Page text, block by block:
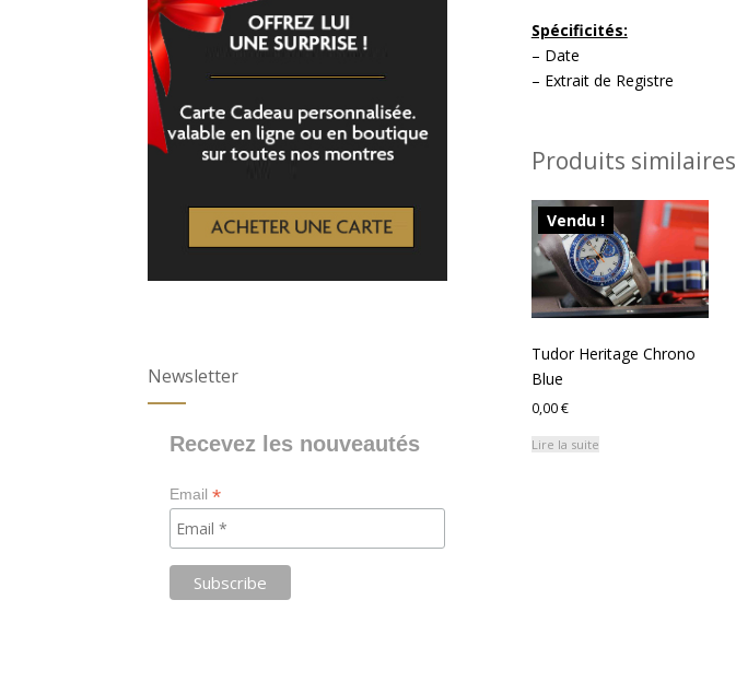
Spécificités:
– Date
– Extrait de Registre
Produits similaires
Vendu !
Tudor Heritage Chrono
Blue
0,00€
Lire la suite
Newsletter
Recevez les nouveautés
Email*